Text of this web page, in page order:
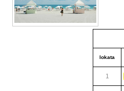
lokata
1